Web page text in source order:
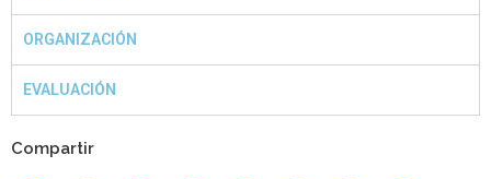
ORGANIZACIÓN
EVALUACIÓN
Compartir